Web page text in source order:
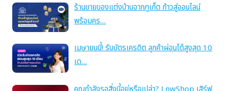
ร้านขายของแต่งบ้านจากภูเก็ต ก้าวสู่ออนไลน์
พร้อมคร…
เมษายนนี้! รับบัตรเครดิต ลูกค้าผ่อนได้สูงสุด 10
เด…